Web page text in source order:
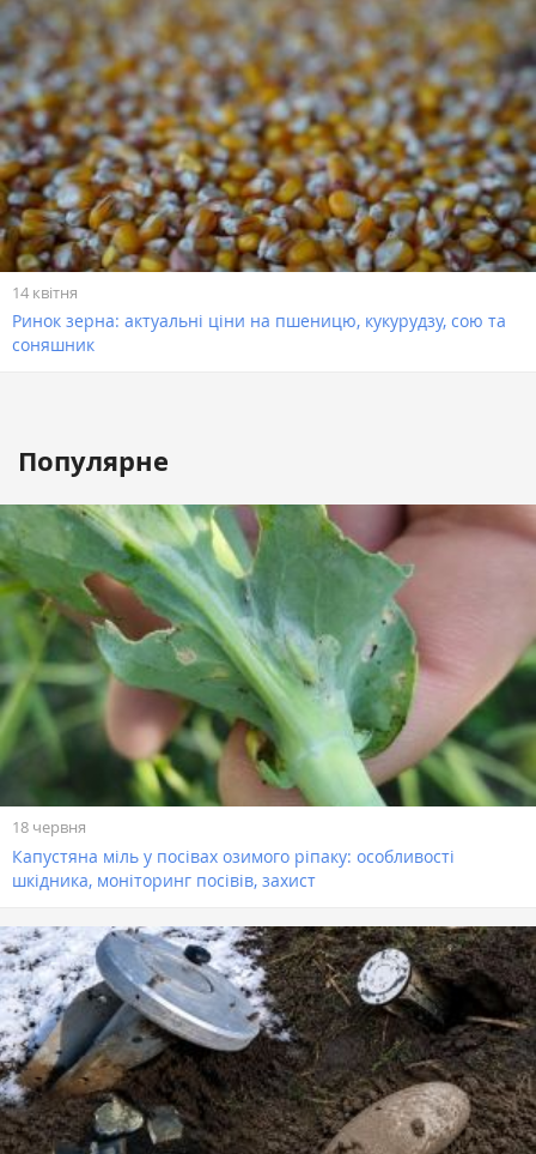
14 квітня
Ринок зерна: актуальні ціни на пшеницю, кукурудзу, сою та
соняшник
Популярне
18 червня
Капустяна міль у посівах озимого ріпаку: особливості
шкідника, моніторинг посівів, захист